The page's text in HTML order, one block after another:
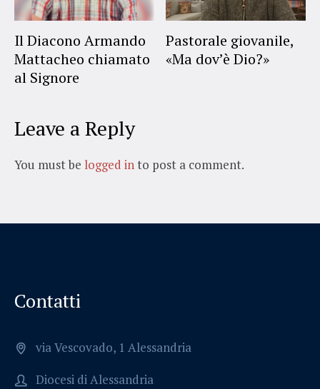
Il Diacono Armando
Mattacheo chiamato
al Signore
Pastorale giovanile,
«Ma dov’è Dio?»
Leave a Reply
You must be logged into post a comment.
Contatti
via Vescovado, 1 Alessandria
Diocesi di Alessandria